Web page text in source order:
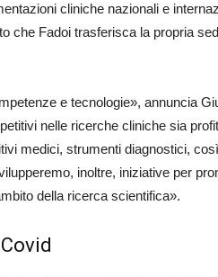
cliniche nazionali e
che Fadoi trasferisca la propria
e tecnologie», annuncia
nelle ricerche cliniche sia
medici, strumenti diagnostici,
inoltre, iniziative per
della ricerca scientifica».